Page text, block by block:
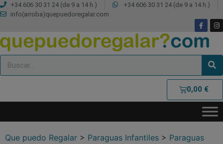
+34 606 30 31 24 (de 9 a 14 h.)
+34 606 30 31 24 (de 9 a 14 h.)
info(arroba)quepuedoregalar.com
0,00 €
Que puedo Regalar > Paraguas Infantiles > Paraguas